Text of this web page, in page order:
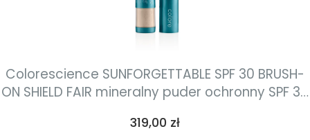
Colorescience SUNFORGETTABLE SPF 30 BRUSH-
ON SHIELD FAIR mineralny puder ochronny SPF 30
Cena
319,00 zł